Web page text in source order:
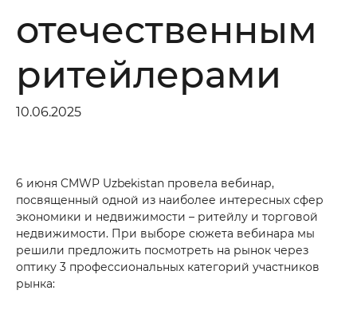
отечественным
ритейлерами
10.06.2025
6 июня CMWP Uzbekistan провела вебинар,
посвященный одной из наиболее интересных сфер
экономики и недвижимости – ритейлу и торговой
недвижимости. При выборе сюжета вебинара мы
решили предложить посмотреть на рынок через
оптику 3 профессиональных категорий участников
рынка:
*
Отправить